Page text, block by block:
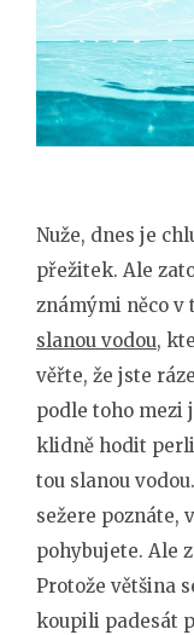
Nuže, dnes je
přežitek. Ale
známými něco v
slanou vodou,
věřte, že jste
podle toho mezi
klidně hodit
tou slanou
sežere poznáte,
pohybujete. Ale
Protože většina
koupili padesát